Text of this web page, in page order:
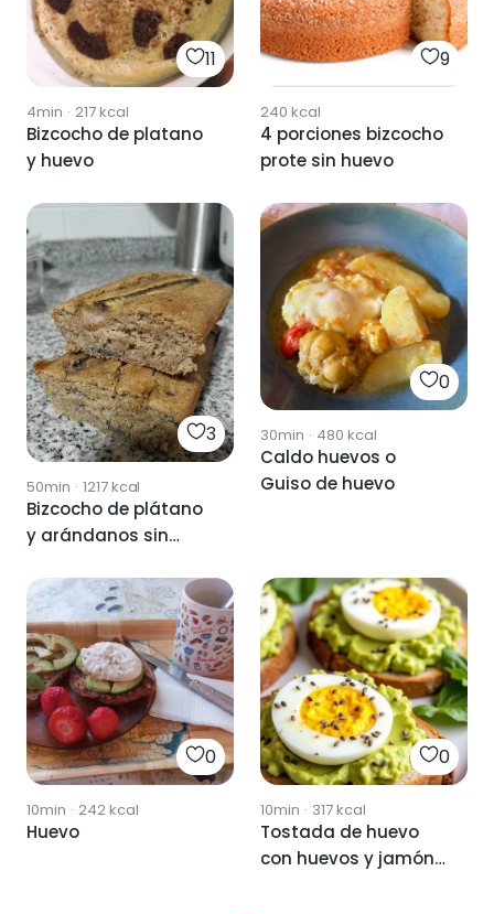
11
4min · 217kcal
Bizcocho de platano
y huevo
9
240 kcal
4 porciones bizcocho
prote sin huevo
3
50min · 1217kcal
Bizcocho de plátano
y arándanos sin
0
30min · 480 kcal
Caldo huevos o
Guiso de huevo
0
10min · 242kcal
Huevo
0
10min · 317kcal
Tostada de huevo
con huevos y jamón